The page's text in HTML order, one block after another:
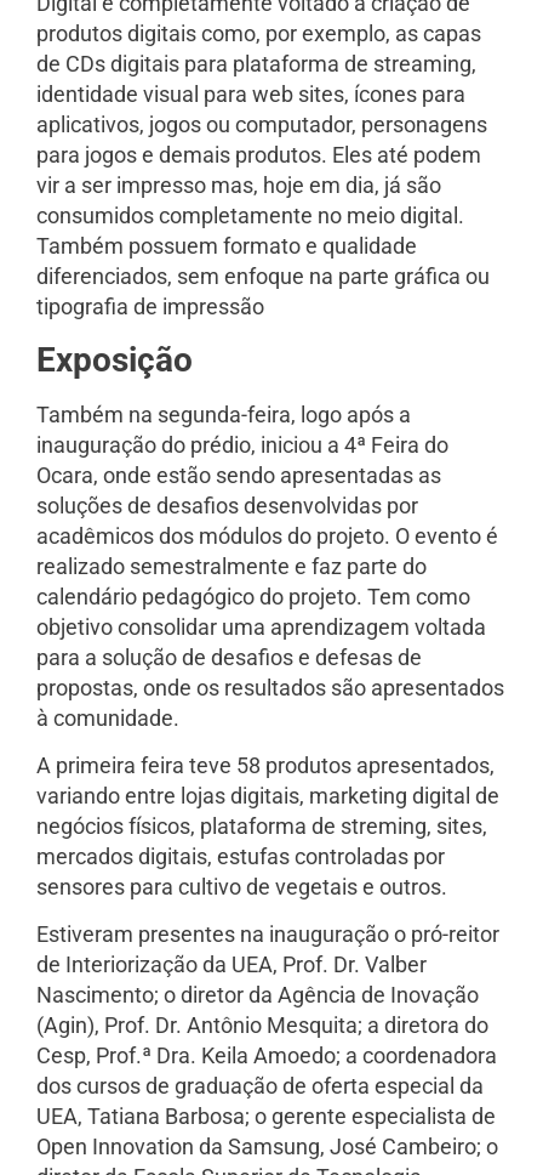
produtos digitais como, por exemplo, as capas
de CDs digitais para plataforma de streaming,
identidade visual para web sites, ícones para
aplicativos, jogos ou computador, personagens
para jogos e demais produtos. Eles até podem
vir a ser impresso mas, hoje em dia, já são
consumidos completamente no meio digital.
Também possuem formato e qualidade
diferenciados, sem enfoque na parte gráfica ou
tipografia de impressão
Exposição
Também na segunda-feira, logo após a
inauguração do prédio, iniciou a 4ª Feira do
Ocara, onde estão sendo apresentadas as
soluções de desafios desenvolvidas por
acadêmicos dos módulos do projeto. O evento é
realizado semestralmente e faz parte do
calendário pedagógico do projeto. Tem como
objetivo consolidar uma aprendizagem voltada
para a solução de desafios e defesas de
propostas, onde os resultados são apresentados
à comunidade.
A primeira feira teve 58 produtos apresentados,
variando entre lojas digitais, marketing digital de
negócios físicos, plataforma de streming, sites,
mercados digitais, estufas controladas por
sensores para cultivo de vegetais e outros.
Estiveram presentes na inauguração o pró-reitor
de Interiorização da UEA, Prof. Dr. Valber
Nascimento; o diretor da Agência de Inovação
(Agin), Prof. Dr. Antônio Mesquita; a diretora do
Cesp, Prof.ª Dra. Keila Amoedo; a coordenadora
dos cursos de graduação de oferta especial da
UEA, Tatiana Barbosa; o gerente especialista de
Open Innovation da Samsung, José Cambeiro; o